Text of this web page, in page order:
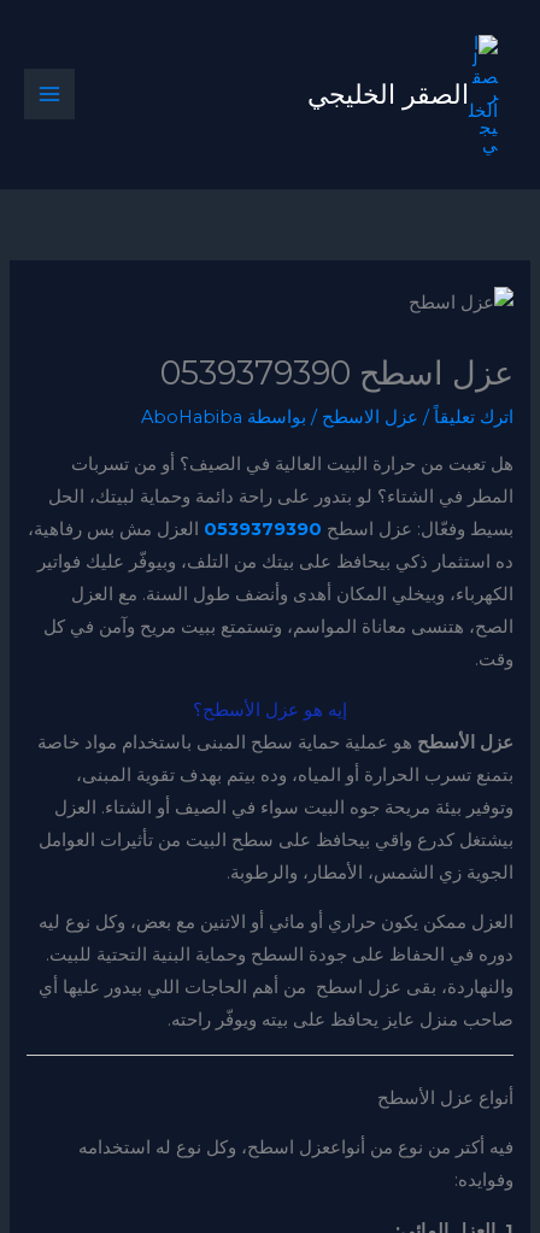
المحتوى الصقر الخليجي
عزل اسطح 0539379390
اترك تعليقاً / عزل الاسطح / بواسطة AboHabiba
هل تعبت من حرارة البيت العالية في الصيف؟ أو من تسربات
المطر في الشتاء؟ لو بتدور على راحة دائمة وحماية لبيتك، الحل
بسيط وفعّال: عزل اسطح 0539379390 العزل مش بس رفاهية،
ده استثمار ذكي بيحافظ على بيتك من التلف، وبيوفّر عليك فواتير
الكهرباء، وبيخلي المكان أهدى وأنضف طول السنة. مع العزل
الصح، هتنسى معاناة المواسم، وتستمتع ببيت مريح وآمن في كل
وقت.
إيه هو عزل الأسطح؟
عزل الأسطح هو عملية حماية سطح المبنى باستخدام مواد خاصة
بتمنع تسرب الحرارة أو المياه، وده بيتم بهدف تقوية المبنى،
وتوفير بيئة مريحة جوه البيت سواء في الصيف أو الشتاء. العزل
بيشتغل كدرع واقي بيحافظ على سطح البيت من تأثيرات العوامل
الجوية زي الشمس، الأمطار، والرطوبة.
العزل ممكن يكون حراري أو مائي أو الاتنين مع بعض، وكل نوع ليه
دوره في الحفاظ على جودة السطح وحماية البنية التحتية للبيت.
والنهاردة، بقى عزل اسطح من أهم الحاجات اللي بيدور عليها أي
صاحب منزل عايز يحافظ على بيته ويوفّر راحته.
أنواع عزل الأسطح
فيه أكتر من نوع من أنواععزل اسطح، وكل نوع له استخدامه
وفوايده: